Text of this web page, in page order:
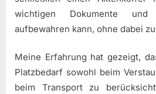
wichtigen Dokumente und
aufbewahren kann, ohne dabei
Meine Erfahrung hat gezeigt,
Platzbedarf sowohl beim
beim Transport zu